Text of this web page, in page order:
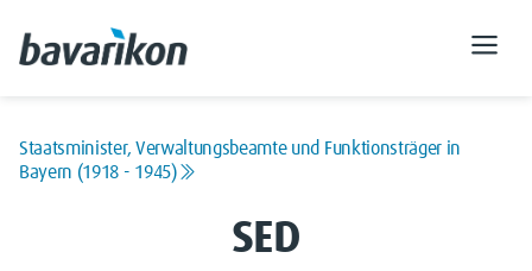
Staatsminister, Verwaltungsbeamte und Funktionsträger in
Bayern (1918 - 1945)
SED